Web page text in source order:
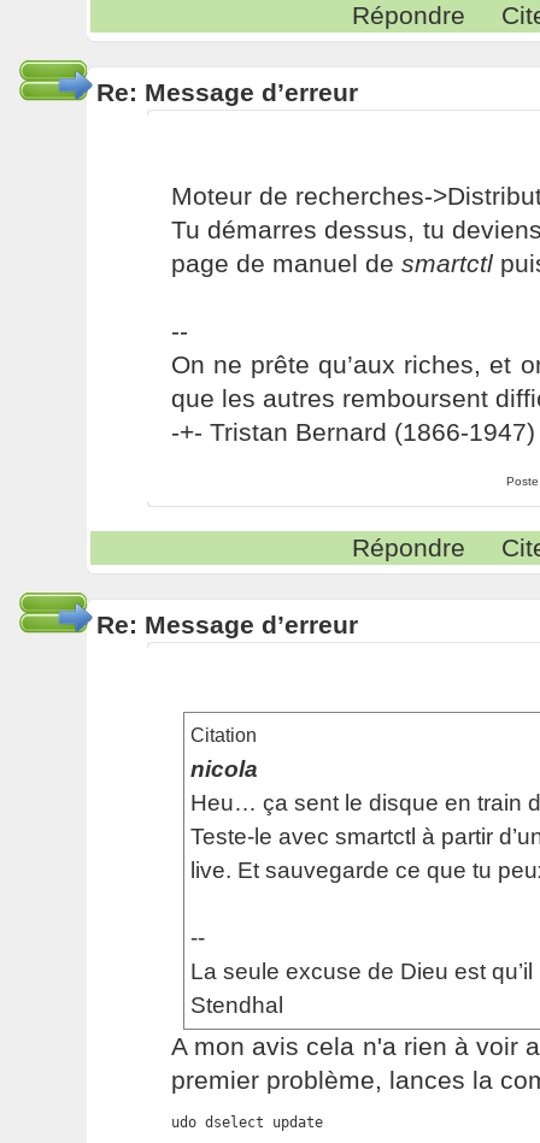
Répondre
Re: Message d’erreur
Moteur de recherches-
Tu démarres dessus, tu
page de manuel de smartctl
--
On ne prête qu’aux riches, et
que les autres remboursent
-+- Tristan Bernard (1866-1947)
Répondre
Re: Message d’erreur
Citation
nicola
Heu… ça sent le disque en train
Teste-le avec smartctl à partir
live. Et sauvegarde ce que tu
--
La seule excuse de Dieu est qu’il
Stendhal
A mon avis cela n'a rien à voir
premier problème, lances la
udo dselect update